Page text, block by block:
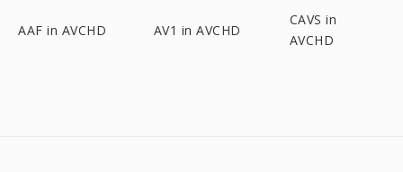
AAF in AVCHD AV1 in AVCHD
CAVS in
AVCHD